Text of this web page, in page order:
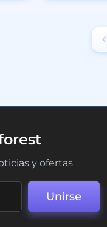
y ofertas
Unirse